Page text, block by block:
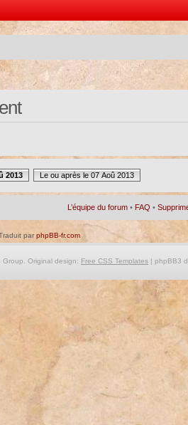
2013 Le ou après le 07 Aoû 2013
L’équipe du forum • FAQ •
parphpBB-fr.com
Original design: Free CSS Templates| phpBB3